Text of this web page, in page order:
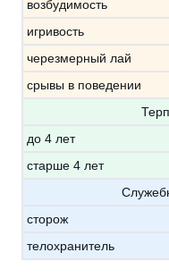
возбудимость
игривость
черезмерный лай
срывы в поведении
до 4 лет
старше 4 лет
сторож
телохранитель